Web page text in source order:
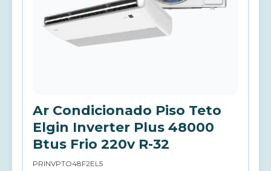
Ar Condicionado Piso Teto
Elgin Inverter Plus 48000
Btus Frio 220v R-32
PRINVPTO48F2EL5